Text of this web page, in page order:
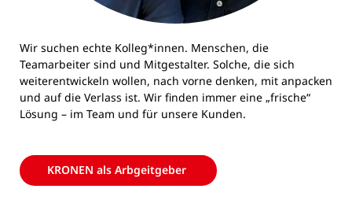
Wir suchen echte Kolleg*innen. Menschen, die
Teamarbeiter sind und Mitgestalter. Solche, die sich
weiterentwickeln wollen, nach vorne denken, mit anpacken
und auf die Verlass ist. Wir finden immer eine „frische“
Lösung – im Team und für unsere Kunden.
KRONEN als Arbgeitgeber